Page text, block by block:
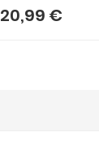
20,99 €